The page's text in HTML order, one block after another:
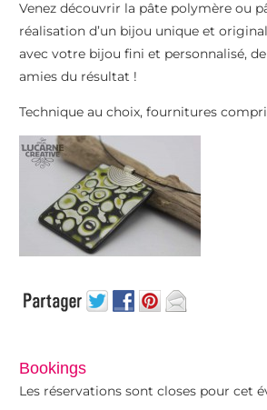
Venez découvrir la pâte polymère ou
réalisation d’un bijou unique et
avec votre bijou fini et personnalisé,
amies du résultat !
Technique au choix, fournitures
Bookings
Les réservations sont closes pour cet